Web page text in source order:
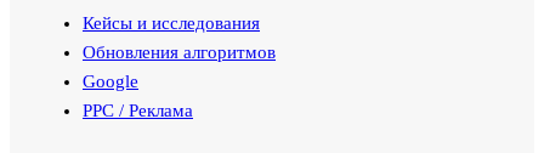
Кейсы и исследования
Обновления алгоритмов
Google
PPC / Реклама